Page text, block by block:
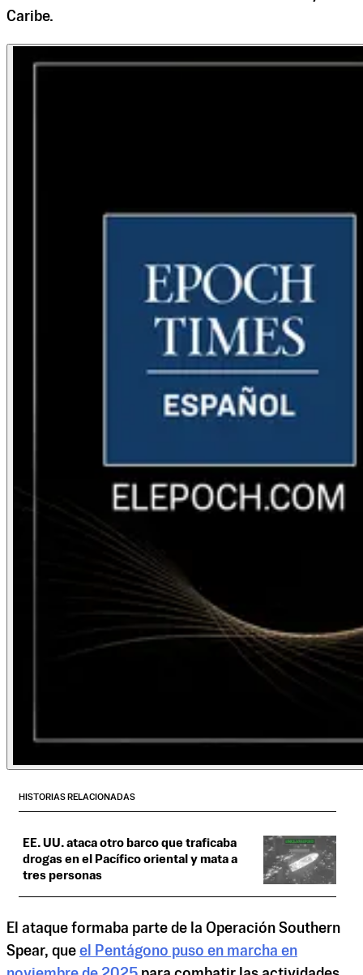
Caribe.
HISTORIAS RELACIONADAS
EE. UU. ataca otro barco que traficaba
drogas en el Pacífico oriental y mata a
tres personas
El ataque formaba parte de la Operación Southern
Spear, que el Pentágono puso en marcha en